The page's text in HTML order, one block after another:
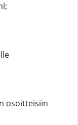
osoitteisiin